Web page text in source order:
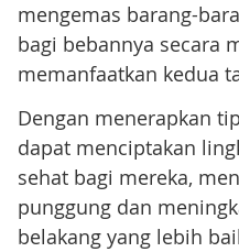
mengemas barang-
bagi bebannya secara
memanfaatkan kedua
Dengan menerapkan
dapat menciptakan
sehat bagi mereka,
punggung dan
belakang yang lebih